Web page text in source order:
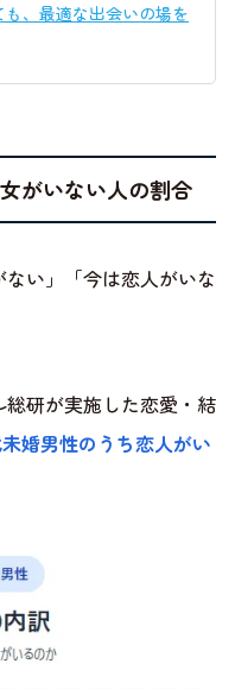
、最適な出会いの場を
がいない人の割合
い」「今は恋人がいな
研が実施した恋愛・結
婚男性のうち恋人がい